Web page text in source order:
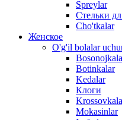
Spreylar
Стельки
Cho'tkalar
Женское
O'g'il bolalar
Botinkalar
Kedalar
Клоги
Mokasinlar